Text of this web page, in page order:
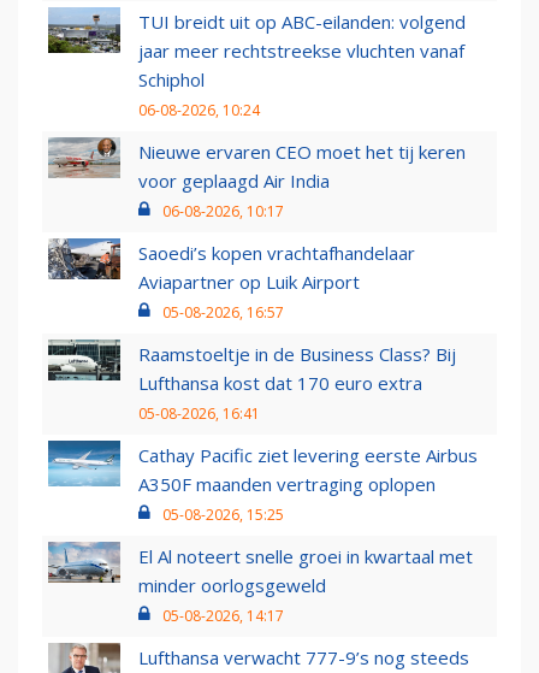
TUI breidt uit op ABC-eilanden: volgend
jaar meer rechtstreekse vluchten vanaf
Schiphol
06-08-2026, 10:24
Nieuwe ervaren CEO moet het tij keren
voor geplaagd Air India
06-08-2026, 10:17
Saoedi’s kopen vrachtafhandelaar
Aviapartner op Luik Airport
05-08-2026, 16:57
Raamstoeltje in de Business Class? Bij
Lufthansa kost dat 170 euro extra
05-08-2026, 16:41
Cathay Pacific ziet levering eerste Airbus
A350F maanden vertraging oplopen
05-08-2026, 15:25
El Al noteert snelle groei in kwartaal met
minder oorlogsgeweld
05-08-2026, 14:17
Lufthansa verwacht 777-9’s nog steeds